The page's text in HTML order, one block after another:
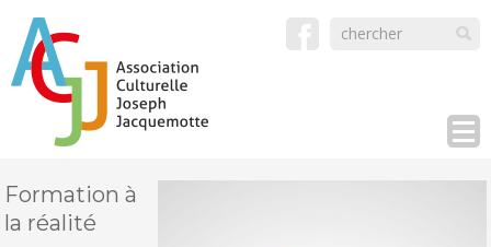
Formation à
la réalité